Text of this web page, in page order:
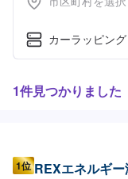
カーラッピング
1件見つかりました
1位 REXエネルギ